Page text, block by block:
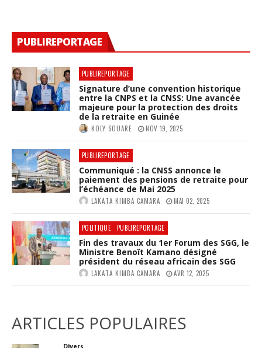
PUBLIREPORTAGE
PUBLIREPORTAGE
Signature d’une convention historique
entre la CNPS et la CNSS: Une avancée
majeure pour la protection des droits
de la retraite en Guinée
KOLY SOUARE NOV 19, 2025
PUBLIREPORTAGE
Communiqué : la CNSS annonce le
paiement des pensions de retraite pour
l’échéance de Mai 2025
LAKATA KIMBA CAMARA MAI 02, 2025
POLITIQUE PUBLIREPORTAGE
Fin des travaux du 1er Forum des SGG, le
Ministre Benoît Kamano désigné
président du réseau africain des SGG
LAKATA KIMBA CAMARA AVR 12, 2025
ARTICLES POPULAIRES